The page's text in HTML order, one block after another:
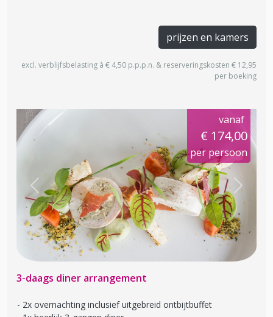
prijzen en kamers
excl. verblijfsbelasting à € 4,50 p.p.p.n. & reserveringskosten € 12,95
per boeking
vanaf
€ 174,00
per persoon
Previous Next
3-daags diner arrangement
2x overnachting inclusief uitgebreid ontbijtbuffet